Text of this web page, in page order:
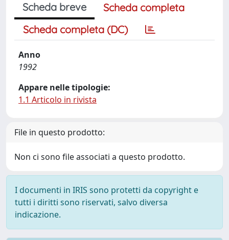
Scheda breve
Scheda completa
Scheda completa (DC)
Anno
1992
Appare nelle tipologie:
1.1 Articolo in rivista
File in questo prodotto:
Non ci sono file associati a questo prodotto.
I documenti in IRIS sono protetti da copyright e
tutti i diritti sono riservati, salvo diversa
indicazione.